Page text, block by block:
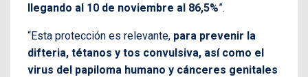
llegando al 10 de noviembre al 86,5%”.
“Esta protección es relevante, para prevenir la
difteria, tétanos y tos convulsiva, así como el
virus del papiloma humano y cánceres genitales